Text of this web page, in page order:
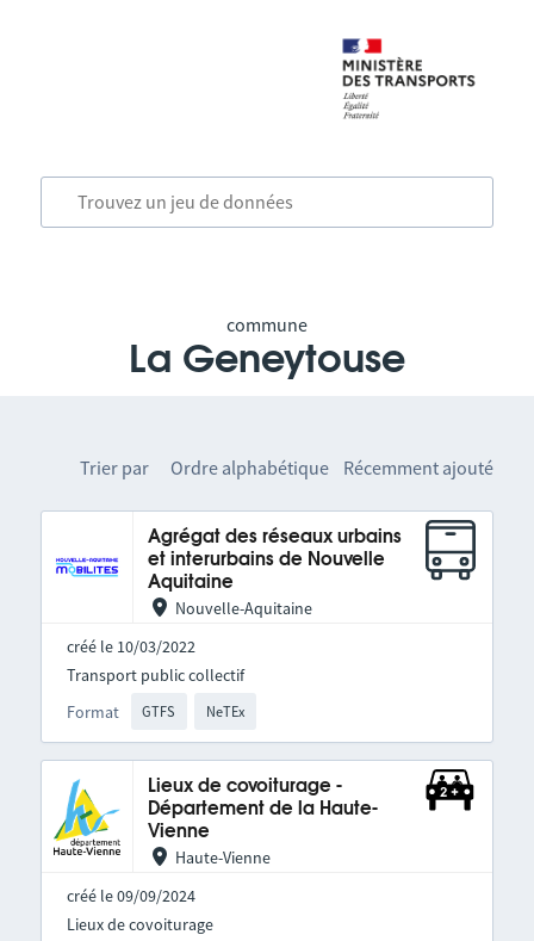
commune
La Geneytouse
Trier par Ordre alphabétique Récemment ajouté
Agrégat des réseaux urbains
et interurbains de Nouvelle
Aquitaine
Nouvelle-Aquitaine
créé le 10/03/2022
Format GTFS NeTEx
Transport public collectif
Lieux de covoiturage -
Département de la Haute-
Vienne
Haute-Vienne
créé le 09/09/2024
Lieux de covoiturage